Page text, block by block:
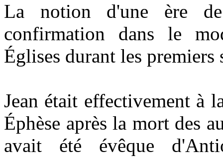
La notion d'une ère
confirmation dans le
Églises durant les premiers
Jean était effectivement à
Éphèse après la mort des
avait été évêque